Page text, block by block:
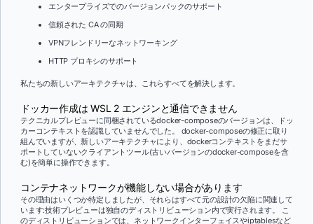
エンタープライズでのバージョンパックのサポート
信頼された CA の同期
VPNフレンドリーなネットワーキング
HTTP プロキシのサポート
私たちの新しいアーキテクチャは、これらすべてを解決します。
ドッカー作成は WSL 2 エンジンと通信できません
テクニカルプレビューに同梱されているdocker-composeのバージョンは、ドッ
カーコンテキストを認識していませんでした。 docker-composeの修正に取り
組んでいますが、新しいアーキテクチャにより、dockerコンテキストをまだサ
ポートしていないクライアントツール(古いバージョンのdocker-composeを含
む)を簡単に操作できます。
コンテナネットワークが機能しない場合があります
その理由はいくつか特定しましたが、それらはすべて元の設計の欠陥に関連して
います:技術プレビューは独自のディストリビューション内で実行されます。 こ
のディストリビューションでは、ネットワークインターフェイスやiptablesなど